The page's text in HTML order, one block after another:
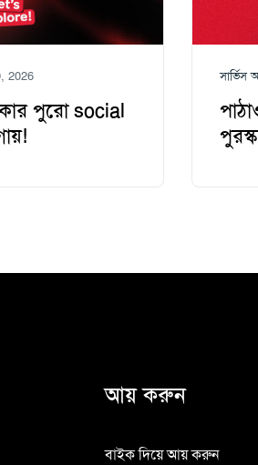
2026
পুরো social
আয় করুন
বাইক দিয়ে আয় করুন